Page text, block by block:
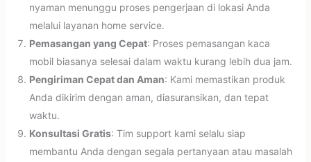
nyaman menunggu proses pengerjaan di lokasi Anda
melalui layanan home service.
Pemasangan yang Cepat: Proses pemasangan kaca
mobil biasanya selesai dalam waktu kurang lebih dua jam.
Pengiriman Cepat dan Aman: Kami memastikan produk
Anda dikirim dengan aman, diasuransikan, dan tepat
waktu.
Konsultasi Gratis: Tim support kami selalu siap
membantu Anda dengan segala pertanyaan atau masalah